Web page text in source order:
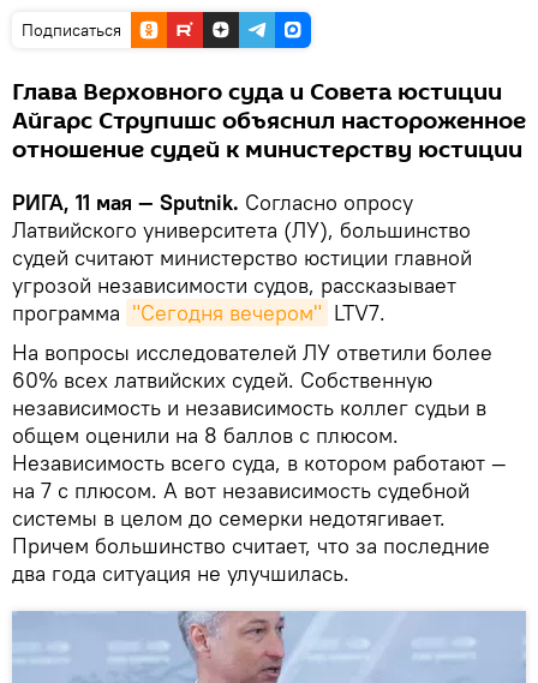
Подписаться
Глава Верховного суда и Совета юстиции
Айгарс Струпишс объяснил настороженное
отношение судей к министерству юстиции
РИГА, 11 мая — Sputnik. Согласно опросу
Латвийского университета (ЛУ), большинство
судей считают министерство юстиции главной
угрозой независимости судов, рассказывает
программа "Сегодня вечером" LTV7.
На вопросы исследователей ЛУ ответили более
60% всех латвийских судей. Собственную
независимость и независимость коллег судьи в
общем оценили на 8 баллов с плюсом.
Независимость всего суда, в котором работают —
на 7 с плюсом. А вот независимость судебной
системы в целом до семерки недотягивает.
Причем большинство считает, что за последние
два года ситуация не улучшилась.